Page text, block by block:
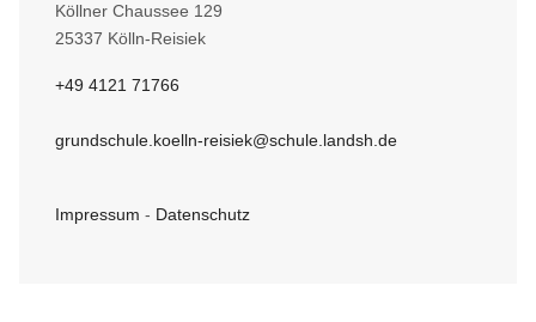
Köllner Chaussee 129
25337 Kölln-Reisiek
+49 4121 71766
grundschule.koelln-reisiek@schule.landsh.de
Impressum - Datenschutz